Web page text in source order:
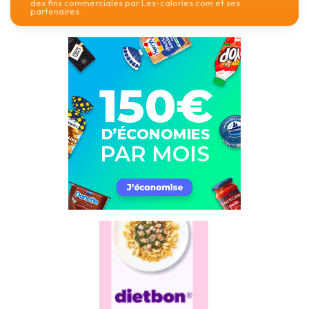
des fins commerciales par Les-calories.com et ses
partenaires.